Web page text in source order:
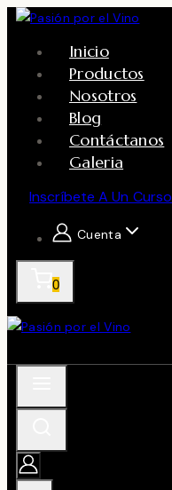
Skip
content
Inicio
Productos
Nosotros
Blog
Contáctanos
Galeria
Inscríbete A Un Curso
Cuenta
0